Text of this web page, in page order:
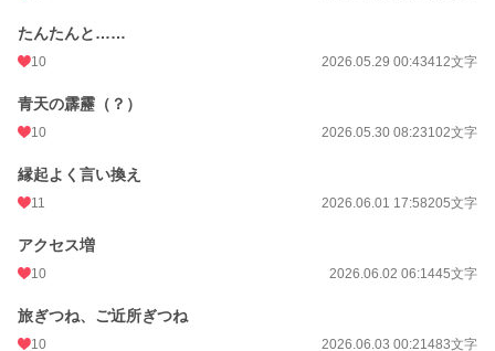
たんたんと……
10 2026.05.29 00:43412文字
青天の霹靂（？）
10 2026.05.30 08:23102文字
縁起よく言い換え
11 2026.06.01 17:58205文字
アクセス増
10 2026.06.02 06:1445文字
旅ぎつね、ご近所ぎつね
10 2026.06.03 00:21483文字